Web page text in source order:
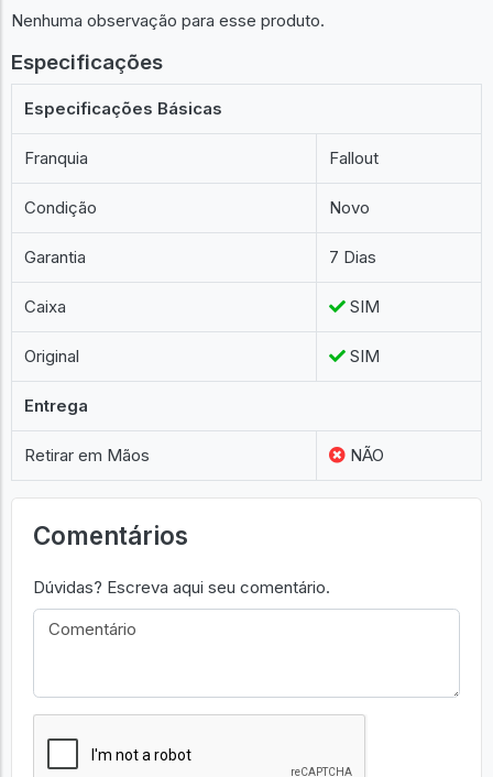
Nenhuma observação para esse produto.
Especificações
Especificações Básicas
Franquia Fallout
Condição Novo
Garantia 7 Dias
Caixa SIM
Original SIM
Entrega
Retirar em Mãos NÃO
Comentários
Dúvidas? Escreva aqui seu comentário.